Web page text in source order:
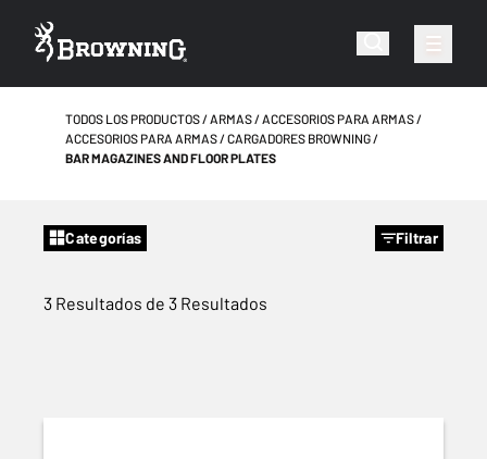
TODOS LOS PRODUCTOS ARMAS
ACCESORIOS PARA ARMAS
ACCESORIOS PARA ARMAS
CARGADORES BROWNING
BAR MAGAZINES AND FLOOR PLATES
Categorías Filtrar
3 Resultados de 3 Resultados